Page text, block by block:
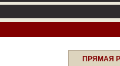
ПРЯМАЯ